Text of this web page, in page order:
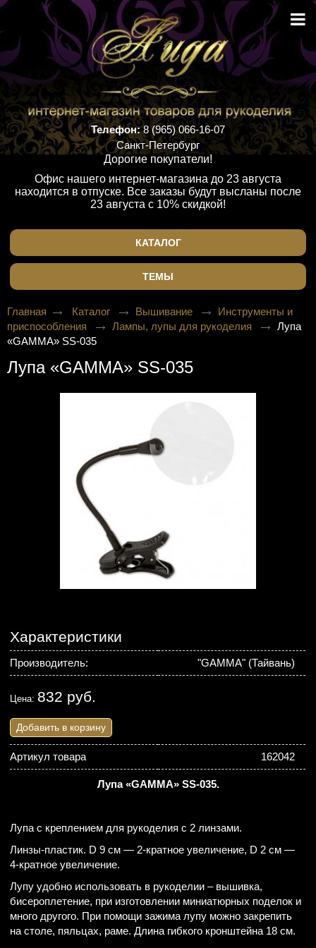
Телефон:8 (965) 066-16-07
Санкт-Петербург
Дорогие покупатели!
Офис нашего интернет-магазина до 23 августа
находится в отпуске. Все заказы будут высланы после
23 августа с 10% скидкой!
КАТАЛОГ
ТЕМЫ
Главная Каталог Вышивание
Инструменты и
приспособления
Лампы, лупы для рукоделия
Лупа
«GAMMA» SS-035
Лупа «GAMMA» SS-035
Характеристики
Производитель: "GAMMA" (Тайвань)
Цена: 832 руб.
Добавить в корзину
Артикул товара 162042
Лупа «GAMMA» SS-035.
Лупа с креплением для рукоделия с 2 линзами.
Линзы-пластик. D 9 см — 2-кратное увеличение, D 2 см —
4-кратное увеличение.
Лупу удобно использовать в рукоделии – вышивка,
бисероплетение, при изготовлении миниатюрных поделок и
много другого. При помощи зажима лупу можно закрепить
на столе, пяльцах, раме. Длина гибкого кронштейна 18 см.